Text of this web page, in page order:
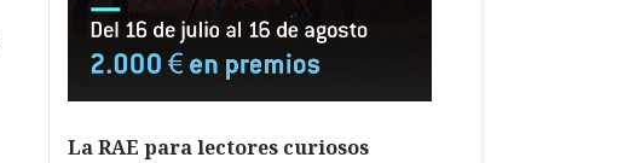
La RAE para lectores curiosos